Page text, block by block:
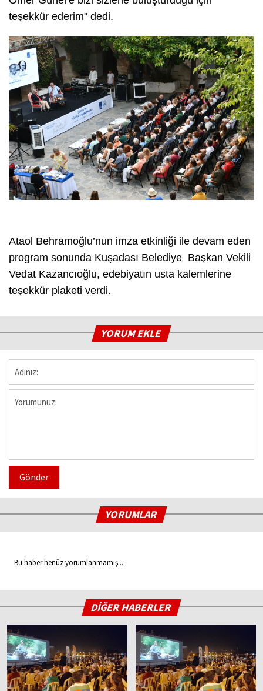
teşekkür ederim" dedi.
Ataol Behramoğlu’nun imza etkinliği ile devam eden
program sonunda Kuşadası Belediye Başkan Vekili
Vedat Kazancıoğlu, edebiyatın usta kalemlerine
teşekkür plaketi verdi.
YORUM EKLE
Gönder
YORUMLAR
Bu haber henüz yorumlanmamış...
DİĞER HABERLER